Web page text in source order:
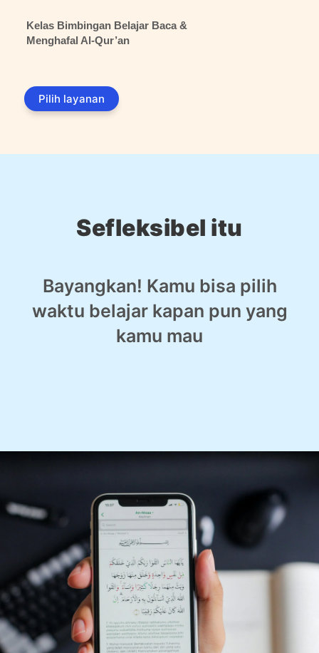
Kelas Bimbingan Belajar Baca &
Menghafal Al-Qur’an
Pilih layanan
Sefleksibel itu
Bayangkan! Kamu bisa pilih
waktu belajar kapan pun yang
kamu mau